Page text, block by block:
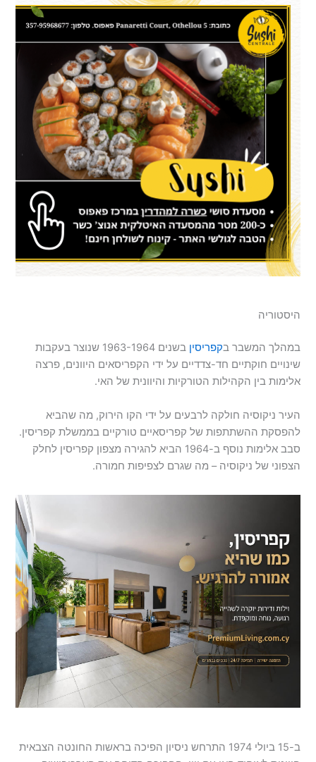
היסטוריה
במהלך המשבר בקפריסין
בשנים 1963-1964 שנוצר בעקבות
שינויים חוקתיים חד-צדדיים על ידי הקפריסאים היוונים, פרצה
אלימות בין הקהילות הטורקיות והיוונית של האי.
העיר ניקוסיה חולקה לרבעים על ידי הקו הירוק, מה שהביא
להפסקת ההשתתפות של קפריסאיים טורקיים בממשלת קפריסין.
סבב אלימות נוסף ב-1964 הביא להגירה מצפון קפריסין לחלק
הצפוני של ניקוסיה – מה שגרם לצפיפות חמורה.
ב-15 ביולי 1974 התרחש ניסיון הפיכה בראשות החונטה הצבאית